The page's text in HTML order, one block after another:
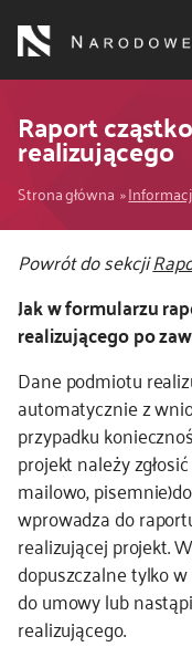
treści
dla wnioskodawców
dla realizujących
dla ekspertów
efekty NCN
współpraca
nagroda NCN
kontakt
Raport
realizującego
Ścieżka
nawigacyjna
Strona główna
Powrót do sekcji
Jak w formularzu
realizującego po
Dane podmiotu
automatycznie z
przypadku
projekt należy
mailowo,
wprowadza do
realizującej projekt.
dopuszczalne tylko
do umowy lub
realizującego.